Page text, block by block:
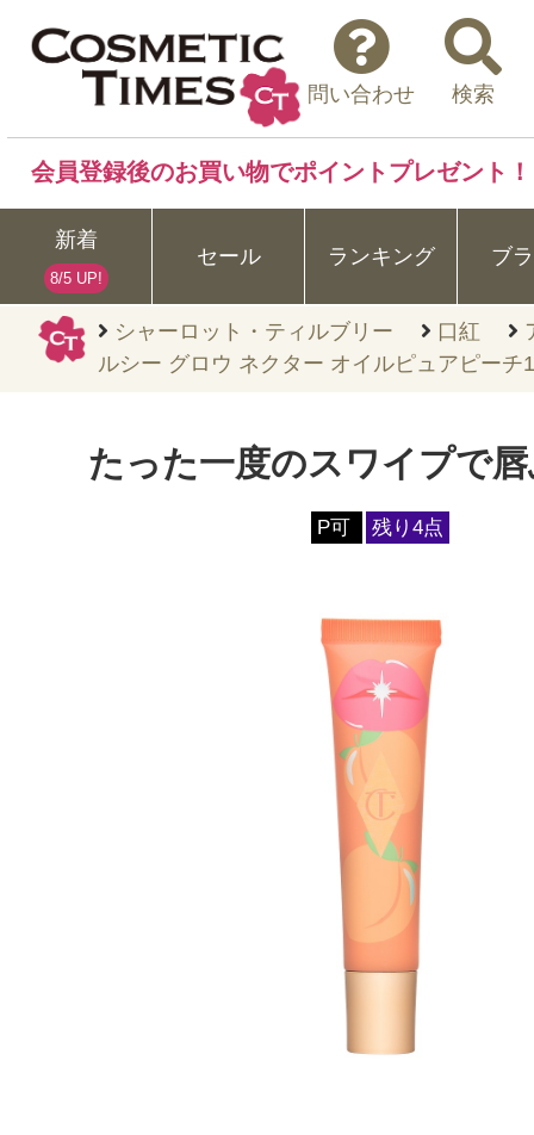
シャーロット・ティルブリー 口紅
ルシー グロウ ネクター オイルピュアピーチ
問い合わせ 検索
会員登録後のお買い物でポイントプレゼント！
新着
8/5 UP!
セール ランキング ブ
たった一度のスワイプで
P可 残り4点